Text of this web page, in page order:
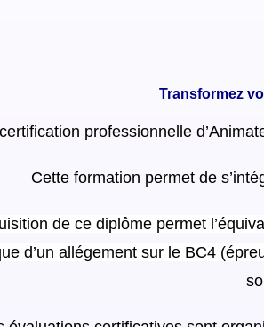
Transformez
professionnelle
Cette formation permet de
de ce diplôme permet
d’un allégement sur le BC4